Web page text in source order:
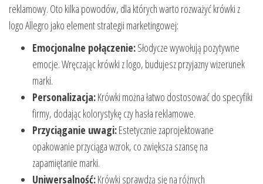
reklamowy. Oto kilka powodów, dla których warto rozważyć krówki z
logo Allegro jako element strategii marketingowej:
Emocjonalne połączenie:Słodycze wywołują pozytywne
emocje. Wręczając krówki z logo, budujesz przyjazny wizerunek
marki.
Personalizacja:Krówki można łatwo dostosować do specyfiki
firmy, dodając kolorystykę czy hasła reklamowe.
Przyciąganie uwagi:Estetycznie zaprojektowane
opakowanie przyciąga wzrok, co zwiększa szansę na
zapamiętanie marki.
Uniwersalność:Krówki sprawdzą się na różnych